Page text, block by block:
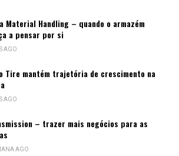
Material Handling – quando o armazém
a pensar por si
AGO
Tire mantém trajetória de crescimento na
AGO
– trazer mais negócios para as
AGO